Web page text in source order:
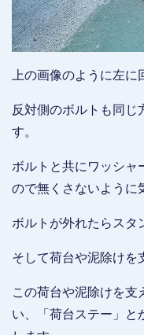
上の画像のように左に
反対側のボルトも同じ
す。
ボルトと共にワッシャ
ので無くさないように
ボルトが外れたらスタ
そして荷台や泥除けを
この荷台や泥除けを支
い、「荷台ステー」と